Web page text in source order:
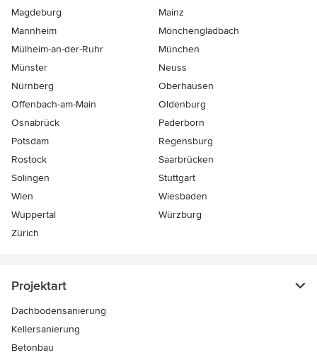
Magdeburg
Mainz
Mannheim
Mönchen­gladbach
Mülheim-an-der-Ruhr
München
Münster
Neuss
Nürnberg
Oberhausen
Offenbach-am-Main
Oldenburg
Osnabrück
Paderborn
Potsdam
Regensburg
Rostock
Saarbrücken
Solingen
Stuttgart
Wien
Wiesbaden
Wuppertal
Würzburg
Zürich
Projektart
Dachbodensanierung
Kellersanierung
Betonbau